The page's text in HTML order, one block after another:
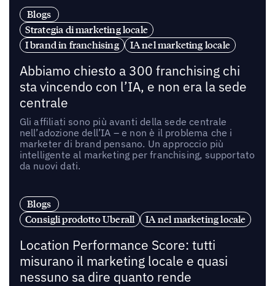
Blogs
Strategia di marketing locale
I brand in franchising
IA nel marketing locale
Abbiamo chiesto a 300 franchising chi
sta vincendo con l’IA, e non era la sede
centrale
Gli affiliati sono più avanti della sede centrale
nell’adozione dell’IA – e non è il problema che i
marketer di brand pensano. Un approccio più
intelligente al marketing per franchising, supportato
da nuovi dati.
Blogs
Consigli prodotto Uberall
IA nel marketing locale
Location Performance Score: tutti
misurano il marketing locale e quasi
nessuno sa dire quanto rende